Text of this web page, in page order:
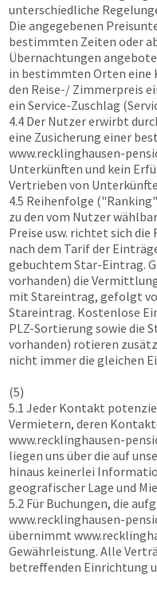
unterschiedliche
Die angegebenen
bestimmten Zeiten oder
Übernachtungen
in bestimmten Orten eine
den Reise-/ Zimmerpreis
ein Service-Zuschlag
4.4 Der Nutzer erwirbt
eine Zusicherung einer
www.recklinghausen-
Unterkünften und kein
Vertrieben von
4.5 Reihenfolge
zu den vom Nutzer
Preise usw. richtet sich
nach dem Tarif der
gebuchtem Star-Eintrag.
vorhanden) die
mit Stareintrag, gefolgt
Stareintrag. Kostenlose
PLZ-Sortierung sowie die
vorhanden) rotieren
nicht immer die gleichen
(5)
5.1 Jeder Kontakt
Vermietern, deren
www.recklinghausen-
liegen uns über die auf
hinaus keinerlei
geografischer Lage und
5.2 Für Buchungen, die
www.recklinghausen-
übernimmt
Gewährleistung. Alle
betreffenden Einrichtung